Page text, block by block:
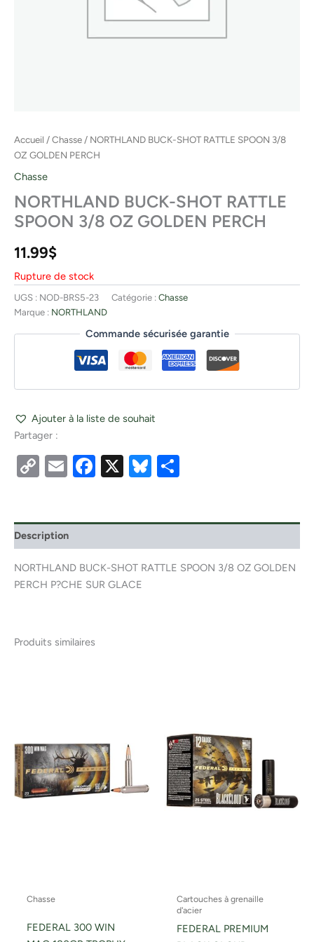
Accueil /Chasse / NORTHLAND BUCK-SHOT RATTLE SPOON 3/8
OZ GOLDEN PERCH
Chasse
NORTHLAND BUCK-SHOT RATTLE
SPOON 3/8 OZ GOLDEN PERCH
11.99$
Rupture de stock
UGS : NOD-BRS5-23 Catégorie : Chasse
Marque : NORTHLAND
Commande sécurisée garantie
Ajouter à la liste de souhait
Partager :
CopyEmailFacebook
X Bluesky
Description
NORTHLAND BUCK-SHOT RATTLE SPOON 3/8 OZ GOLDEN
PERCH P?CHE SUR GLACE
Produits similaires
Chasse
FEDERAL 300 WIN
Cartouches à grenaille
d'acier
FEDERAL PREMIUM